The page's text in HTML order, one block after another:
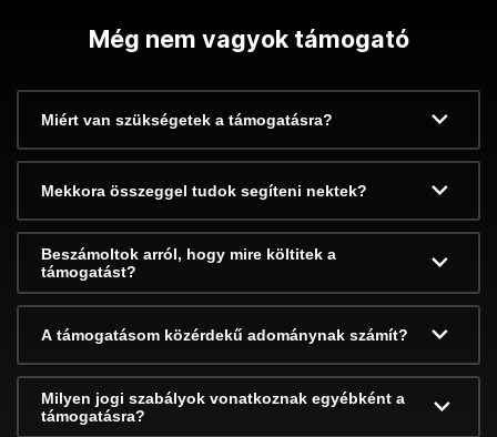
Még nem vagyok támogató
Miért van szükségetek a támogatásra?
Mekkora összeggel tudok segíteni nektek?
Beszámoltok arról, hogy mire költitek a
támogatást?
A támogatásom közérdekű adománynak számít?
Milyen jogi szabályok vonatkoznak egyébként a
támogatásra?